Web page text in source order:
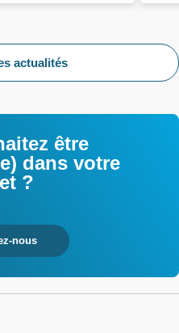
actualités
être
dans votre
?
nous